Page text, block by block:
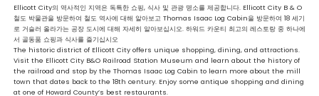
Ellicott City의 역사적인 지역은 독특한 쇼핑, 식사 및 관광 명소를 제공합니다. Ellicott City B & O
철도 박물관을 방문하여 철도 역사에 대해 알아보고 Thomas Isaac Log Cabin을 방문하여 18 세기
로 거슬러 올라가는 공장 도시에 대해 자세히 알아보십시오. 하워드 카운티 최고의 레스토랑 중 하나에
서 골동품 쇼핑과 식사를 즐기십시오
The historic district of Ellicott City offers unique shopping, dining, and attractions.
Visit the Ellicott City B&O Railroad Station Museum and learn about the history of
the railroad and stop by the Thomas Isaac Log Cabin to learn more about the mill
town that dates back to the 18th century. Enjoy some antique shopping and dining
at one of Howard County’s best restaurants.